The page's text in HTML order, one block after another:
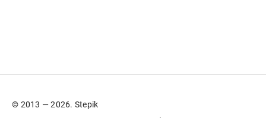
© 2013 — 2026. Stepik